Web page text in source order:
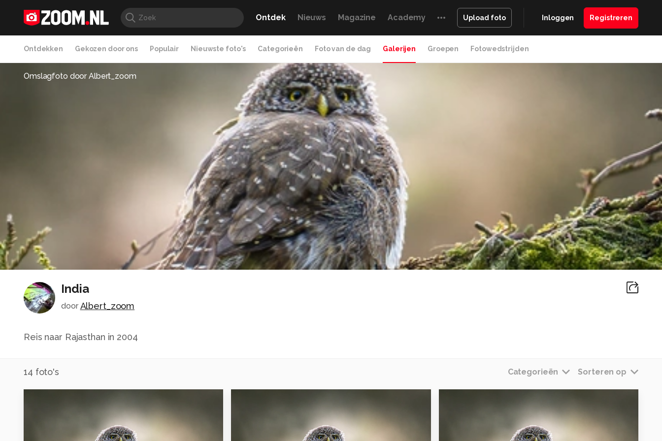
Ontdek Nieuws Magazine Academy Upload foto Inloggen Registreren
Ontdekken Gekozen door ons Populair Nieuwste foto's Categorieën Foto van de dag Galerijen Groepen Fotowedstrijden
Omslagfoto doorAlbert_zoom
India
door Albert_zoom
Reis naar Rajasthan in 2004
14 foto's Categorieën Sorteren op